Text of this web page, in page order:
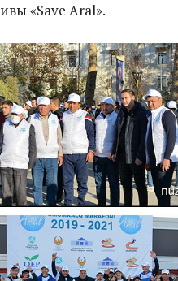
«Save Aral».